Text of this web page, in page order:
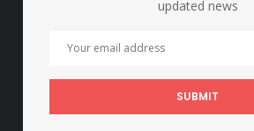
updated news
SUBMIT